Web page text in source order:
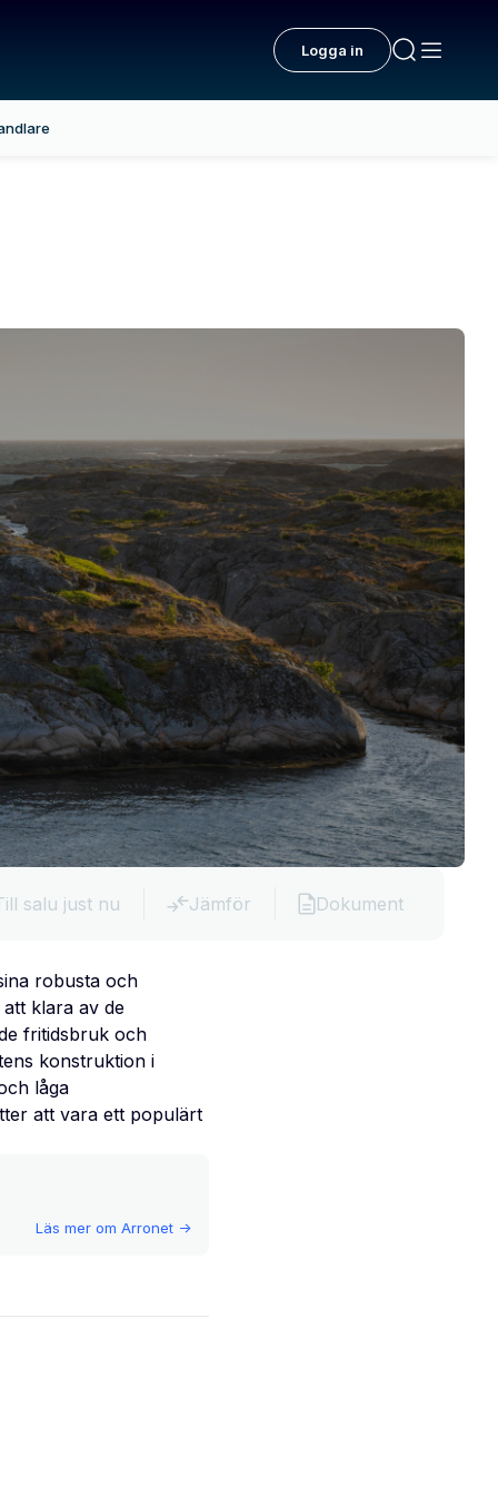
Logga in
salu just nu Jämför Dokument
robusta och
klara av de
fritidsbruk och
konstruktion i
låga
att vara ett populärt
Läs mer om Arronet ->